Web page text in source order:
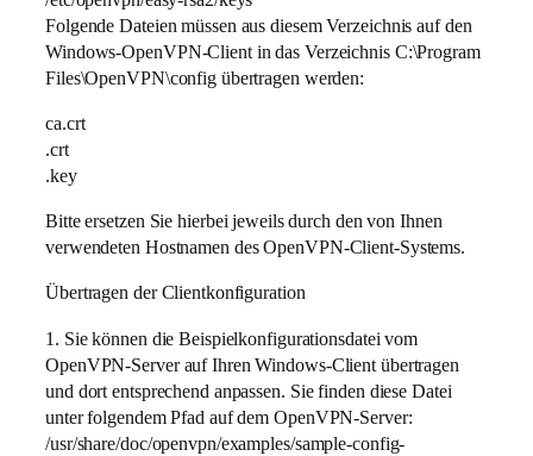
Folgende Dateien müssen aus diesem Verzeichnis auf den
Windows-OpenVPN-Client in das Verzeichnis C:\Program
Files\OpenVPN\config übertragen werden:
ca.crt
.crt
.key
Bitte ersetzen Sie hierbei jeweils durch den von Ihnen
verwendeten Hostnamen des OpenVPN-Client-Systems.
Übertragen der Clientkonfiguration
1. Sie können die Beispielkonfigurationsdatei vom
OpenVPN-Server auf Ihren Windows-Client übertragen
und dort entsprechend anpassen. Sie finden diese Datei
unter folgendem Pfad auf dem OpenVPN-Server:
/usr/share/doc/openvpn/examples/sample-config-